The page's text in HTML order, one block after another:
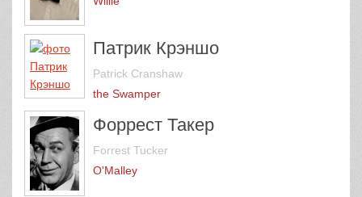
Патрик Крэншо
Patrick Cranshaw
the Swamper
Форрест Такер
Forrest Tucker
O'Malley